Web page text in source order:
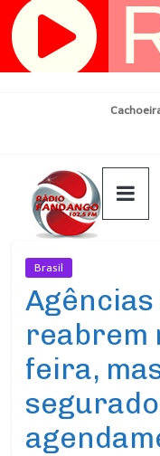
Pular
para
Brasil
Agências
reabrem
feira,